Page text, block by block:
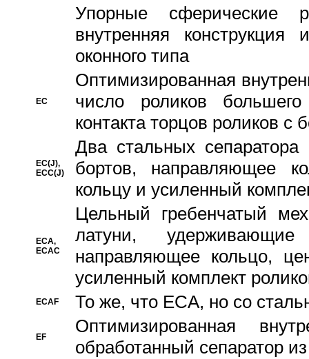
Упорные сферические
внутренняя
оконного типа
EC
Oптимизированная
число роликов
контакта торцов роликов с
EC(J),
ECC(J)
Два стальных сепаратора
бортов, направляющее
кольцу и усиленный
ECA,
ECAC
Цельный гребенчатый
латуни,
направляющее кольцо,
усиленный комплект
ECAF То же, что ECA, но со
EF
Оптимизированная
обработанный сепаратор